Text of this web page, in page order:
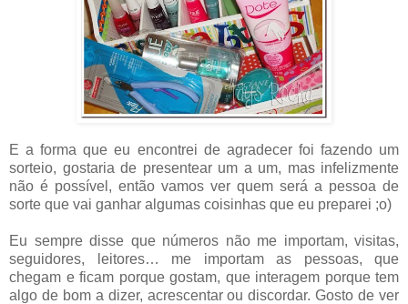
E a forma que eu encontrei de agradecer foi fazendo um
sorteio, gostaria de presentear um a um, mas infelizmente
não é possível, então vamos ver quem será a pessoa de
sorte que vai ganhar algumas coisinhas que eu preparei ;o)
Eu sempre disse que números não me importam, visitas,
seguidores, leitores… me importam as pessoas, que
chegam e ficam porque gostam, que interagem porque tem
algo de bom a dizer, acrescentar ou discordar. Gosto de ver